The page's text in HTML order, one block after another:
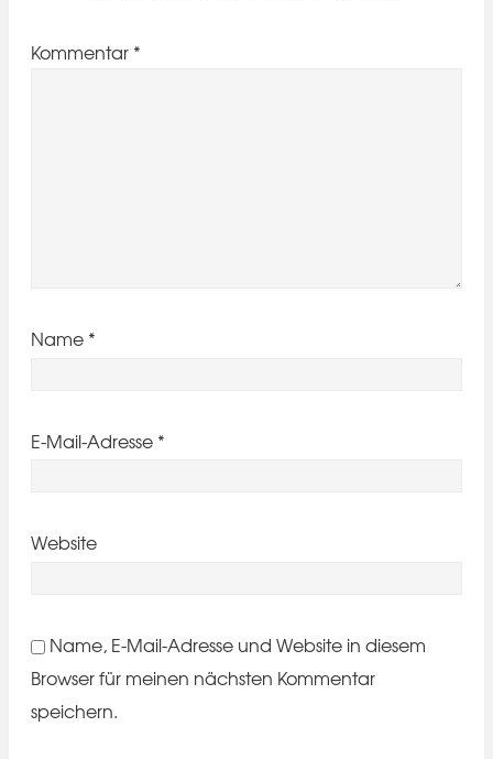
Kommentar *
Name *
E-Mail-Adresse *
Website
Name, E-Mail-Adresse und Website in diesem
Browser für meinen nächsten Kommentar
speichern.